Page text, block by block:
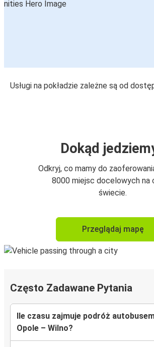
Usługi na pokładzie zależne są od
Dokąd
Odkryj, co mamy do
8000 miejsc docelowych na
świecie.
Przeglądaj mapę
Często Zadawane Pytania
Ile czasu zajmuje podróż
Opole – Wilno?